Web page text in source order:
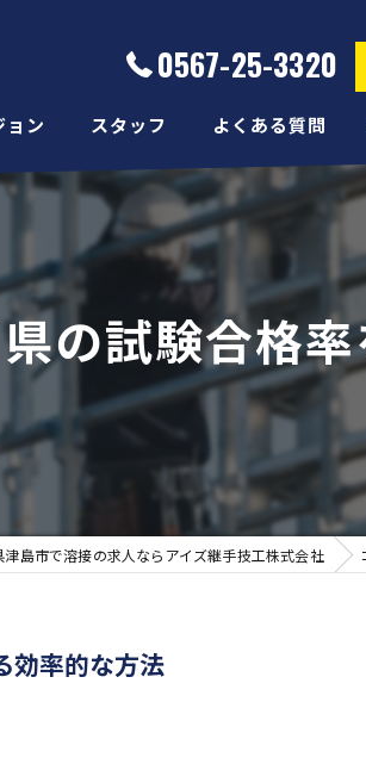
0567-25-3320
ョン スタッフ よくある質問
の試験合格
津島市で溶接の求人ならアイズ継手技工株式会社
効率的な方法